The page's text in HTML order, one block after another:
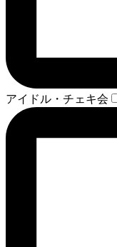
アイドル・チェキ会